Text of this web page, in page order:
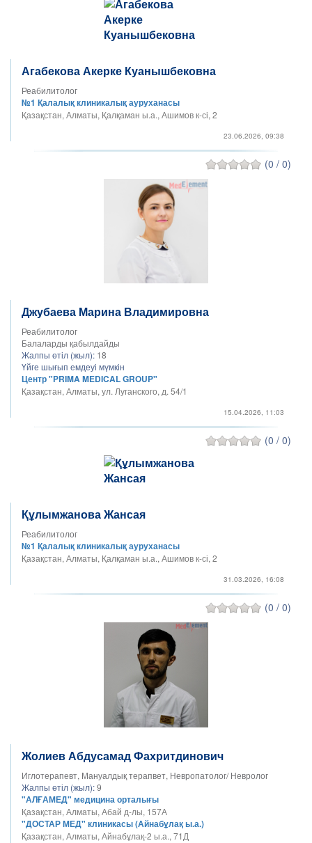
Агабекова Акерке Куанышбековна
Реабилитолог
№1 Қалалық клиникалық ауруханасы
Қазақстан, Алматы, Қалқаман ы.а., Ашимов к-сі, 2
23.06.2026, 09:38
(0 / 0)
Джубаева Марина Владимировна
Реабилитолог
Балаларды қабылдайды
Жалпы өтіл (жыл): 18
Үйге шығып емдеуі мүмкін
Центр "PRIMA MEDICAL GROUP"
Қазақстан, Алматы, ул. Луганского, д. 54/1
15.04.2026, 11:03
(0 / 0)
Құлымжанова Жансая
Реабилитолог
№1 Қалалық клиникалық ауруханасы
Қазақстан, Алматы, Қалқаман ы.а., Ашимов к-сі, 2
31.03.2026, 16:08
(0 / 0)
Жолиев Абдусамад Фахритдинович
Иглотерапевт, Мануалдық терапвет, Невропатолог/ Невролог
Жалпы өтіл (жыл):9
"АЛҒАМЕД" медицина орталығы
Қазақстан, Алматы, Абай д-лы, 157А
"ДОСТАР МЕД" клиникасы (Айнабұлақ ы.а.)
Қазақстан, Алматы, Айнабұлақ-2 ы.а., 71Д